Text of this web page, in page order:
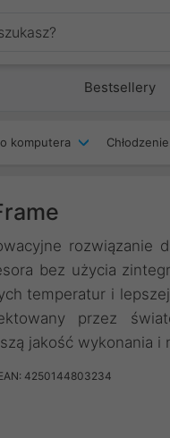
Bestsellery
komputera
rozwiązanie
bez użycia
temperatur i
przez
jakość wykonania i
4250144803234